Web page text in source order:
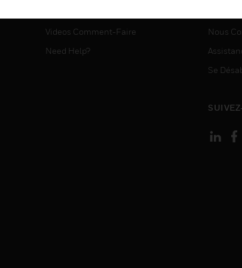
Videos Comment-Faire
Need Help?
Nous
Se